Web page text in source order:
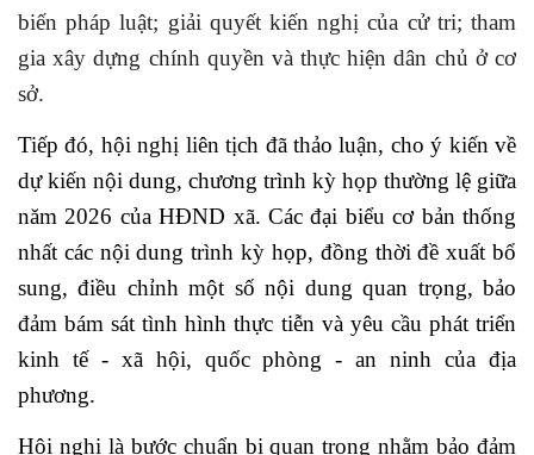
biến pháp luật; giải quyết kiến nghị của cử tri; tham
gia xây dựng chính quyền và thực hiện dân chủ ở cơ
sở.
Tiếp đó, hội nghị liên tịch đã thảo luận, cho ý kiến về
dự kiến nội dung, chương trình kỳ họp thường lệ giữa
năm 2026 của HĐND xã. Các đại biểu cơ bản thống
nhất các nội dung trình kỳ họp, đồng thời đề xuất bổ
sung, điều chỉnh một số nội dung quan trọng, bảo
đảm bám sát tình hình thực tiễn và yêu cầu phát triển
kinh tế - xã hội, quốc phòng - an ninh của địa
phương.
Hội nghị là bước chuẩn bị quan trọng nhằm bảo đảm